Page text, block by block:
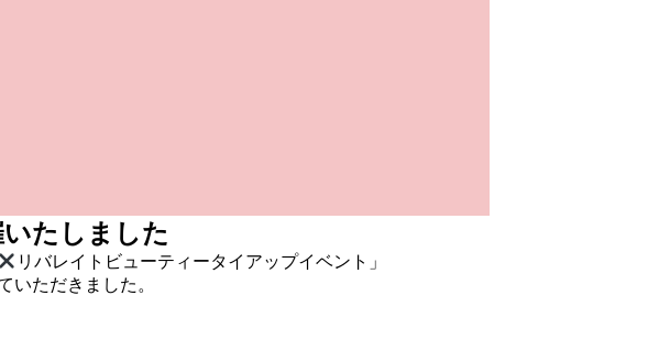
たしました
リバレイトビューティータイアップイベント」
いただきました。